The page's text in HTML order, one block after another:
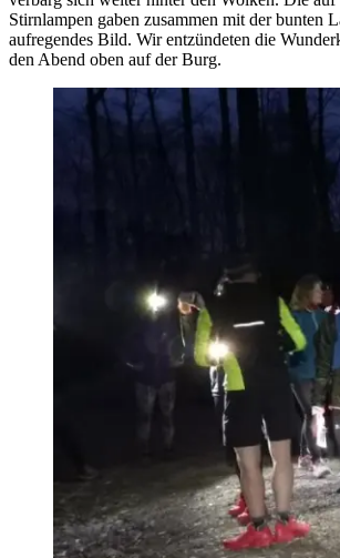
Stirnlampen gaben zusammen mit der bunten
aufregendes Bild. Wir entzündeten die
den Abend oben auf der Burg.